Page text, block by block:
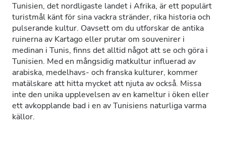
Redigera HDF-dialys
Acceptera
Patienter med HIV
Patienter med hepatit B
Patienter med hepatit C
Pris
Tunisien, det nordligaste landet i Afrika, är ett populärt
turistmål känt för sina vackra stränder, rika historia och
pulserande kultur. Oavsett om du utforskar de antika
ruinerna av Kartago eller prutar om souvenirer i
medinan i Tunis, finns det alltid något att se och göra i
Tunisien. Med en mångsidig matkultur influerad av
arabiska, medelhavs- och franska kulturer, kommer
matälskare att hitta mycket att njuta av också. Missa
inte den unika upplevelsen av en kameltur i öken eller
ett avkopplande bad i en av Tunisiens naturliga varma
källor.